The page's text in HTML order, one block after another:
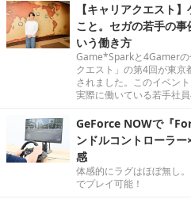
【キャリアクエスト
こと。セガの若手の
いう働き方
Game*Sparkと4Gamerの
クエスト」の第4回が東京
されました。このイベン
実際に働いている若手社
GeForce NOWで『
ンドルコントローラ
感
体感的にラグはほぼ無し
でプレイ可能！